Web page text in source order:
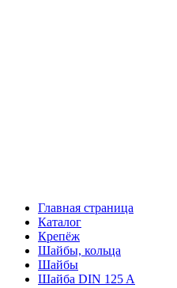
Главная страница
Каталог
Крепёж
Шайбы, кольца
Шайбы
Шайба DIN 125 A